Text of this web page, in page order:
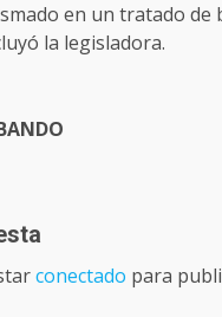
en un tratado de
la legisladora.
conectado para